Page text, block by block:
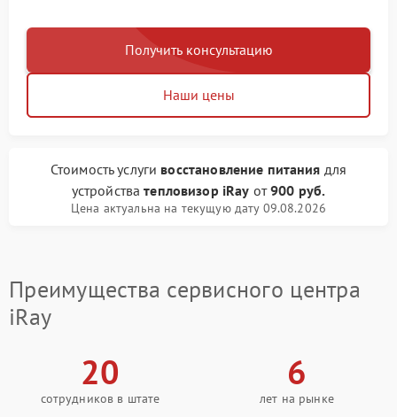
Получить консультацию
Наши цены
Стоимость услуги восстановление питания для
устройстватепловизор iRay от900 руб.
Цена актуальна на текущую дату 09.08.2026
Преимущества сервисного центра
iRay
20
сотрудников в штате
6
лет на рынке